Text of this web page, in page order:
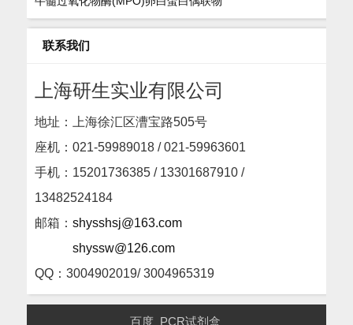
联系我们
上海研生实业有限公司
地址：上海徐汇区漕宝路505号
座机： 021-59989018 / 021-59963601
手机：15201736385 / 13301687910 /
13482524184
邮箱： shysshsj@163.com
shyssw@126.com
QQ：3004902019/ 3004965319
百度 PCR试剂盒